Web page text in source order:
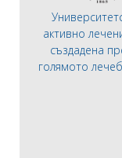
активно
създадена
голямото